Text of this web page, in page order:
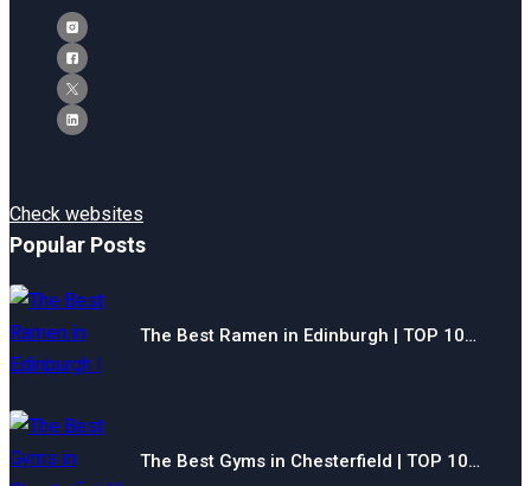
Check websites
Popular Posts
The Best Ramen in Edinburgh | TOP 10…
The Best Gyms in Chesterfield | TOP 10…